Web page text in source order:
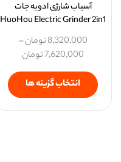
آسیاب شارژی ادویه جات
HuoHou Electric Grinder 2in1
8,320,000تومان–
7,620,000تومان
انتخاب گزینه ها